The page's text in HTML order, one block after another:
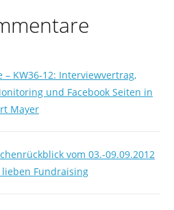
– KW36-12: Interviewvertrag,
und Facebook Seiten in
Mayer
vom 03.-09.09.2012
Fundraising